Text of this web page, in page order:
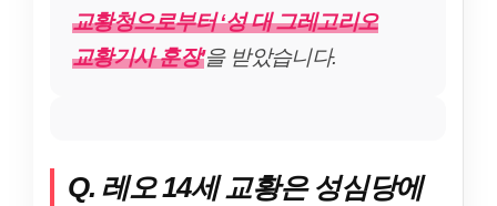
교황청으로부터 ‘성 대 그레고리오
교황기사 훈장’을 받았습니다.
Q. 레오 14세 교황은 성심당에